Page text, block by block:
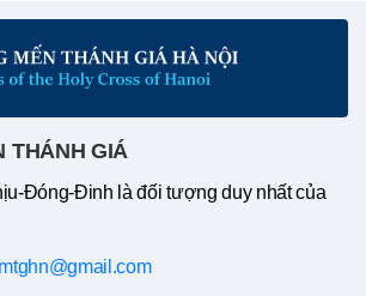
THÁNH GIÁ
Đóng-Đinh là đối tượng duy nhất của